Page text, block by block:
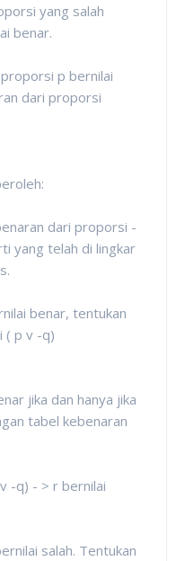
yang salah
benar.
p bernilai
dari proporsi
dari proporsi -
yang telah di lingkar
benar, tentukan
( p v -q)
jika dan hanya jika
tabel kebenaran
-q) - > r bernilai
salah. Tentukan